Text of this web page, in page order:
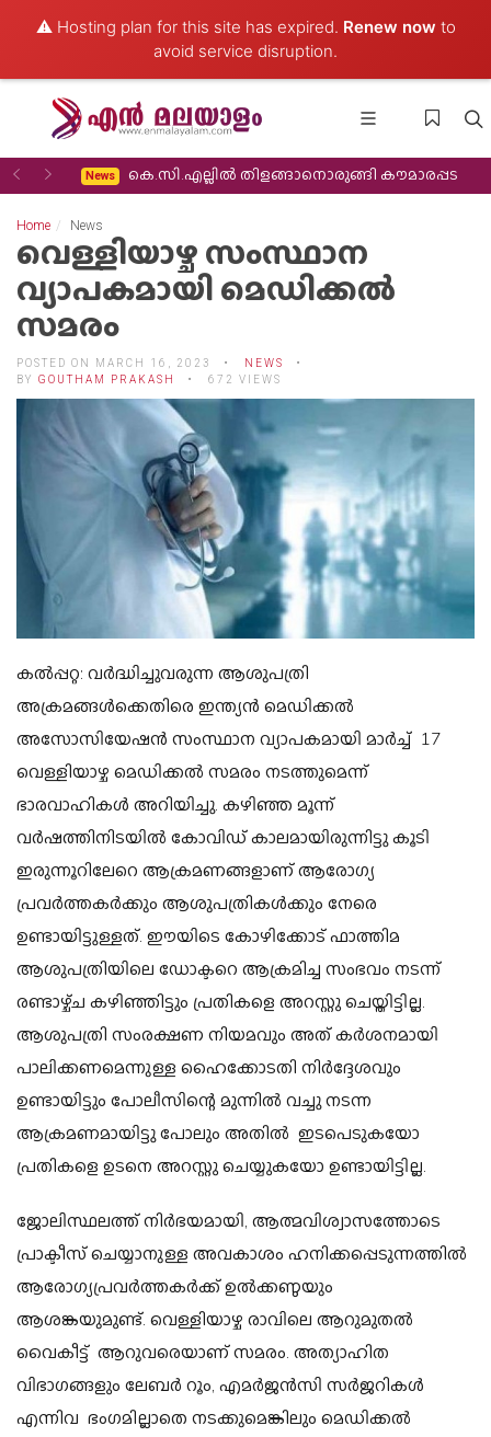
⚠️ Hosting plan for this site has expired. Renew now to
avoid service disruption.
Previous
Next
തിരിച്ചുവരവ് News കെ.സി.എല്ലിൽ തിളങ്ങാനൊരുങ്ങി കൗമാരപ്പട
Home News
വെള്ളിയാഴ്ച സംസ്ഥാന
വ്യാപകമായി മെഡിക്കൽ
സമരം
POSTED ON MARCH 16, 2023
NEWS
BY GOUTHAM PRAKASH 672 VIEWS
കൽപ്പറ്റ: വർദ്ധിച്ചുവരുന്ന ആശുപത്രി
അക്രമങ്ങൾക്കെതിരെ ഇന്ത്യൻ മെഡിക്കൽ
അസോസിയേഷൻ സംസ്ഥാന വ്യാപകമായി മാർച്ച് 17
വെള്ളിയാഴ്ച മെഡിക്കൽ സമരം നടത്തുമെന്ന്
ഭാരവാഹികൾ അറിയിച്ചു. കഴിഞ്ഞ മൂന്ന്
വർഷത്തിനിടയിൽ കോവിഡ് കാലമായിരുന്നിട്ടു കൂടി
ഇരുന്നൂറിലേറെ ആക്രമണങ്ങളാണ് ആരോഗ്യ
പ്രവർത്തകർക്കും ആശുപത്രികൾക്കും നേരെ
ഉണ്ടായിട്ടുള്ളത്. ഈയിടെ കോഴിക്കോട് ഫാത്തിമ
ആശുപത്രിയിലെ ഡോക്ടറെ ആക്രമിച്ച സംഭവം നടന്ന്
രണ്ടാഴ്ച്ച കഴിഞ്ഞിട്ടും പ്രതികളെ അറസ്റ്റു ചെയ്തിട്ടില്ല.
ആശുപത്രി സംരക്ഷണ നിയമവും അത് കർശനമായി
പാലിക്കണമെന്നുള്ള ഹൈക്കോടതി നിർദ്ദേശവും
ഉണ്ടായിട്ടും പോലീസിന്റെ മുന്നിൽ വച്ചു നടന്ന
ആക്രമണമായിട്ടു പോലും അതിൽ ഇടപെടുകയോ
പ്രതികളെ ഉടനെ അറസ്റ്റു ചെയ്യുകയോ ഉണ്ടായിട്ടില്ല.
ജോലിസ്ഥലത്ത് നിർഭയമായി, ആത്മവിശ്വാസത്തോടെ
പ്രാക്ടീസ് ചെയ്യാനുള്ള അവകാശം ഹനിക്കപ്പെടുന്നത്തിൽ
ആരോഗ്യപ്രവർത്തകർക്ക് ഉൽക്കണ്ഠയും
ആശങ്കയുമുണ്ട്. വെള്ളിയാഴ്ച രാവിലെ ആറുമുതൽ
വൈകീട്ട് ആറുവരെയാണ് സമരം. അത്യാഹിത
വിഭാഗങ്ങളും ലേബർ റൂം, എമർജൻസി സർജറികൾ
എന്നിവ ഭംഗമില്ലാതെ നടക്കുമെങ്കിലും മെഡിക്കൽ